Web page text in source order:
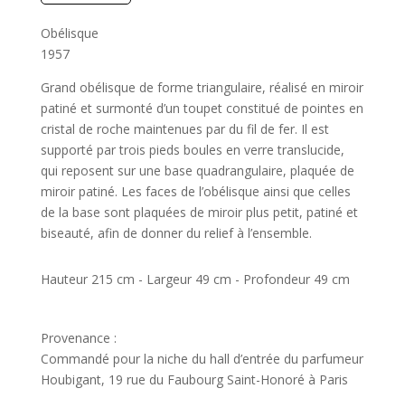
Obélisque
1957
Grand obélisque de forme triangulaire, réalisé en miroir
patiné et surmonté d’un toupet constitué de pointes en
cristal de roche maintenues par du fil de fer. Il est
supporté par trois pieds boules en verre translucide,
qui reposent sur une base quadrangulaire, plaquée de
miroir patiné. Les faces de l’obélisque ainsi que celles
de la base sont plaquées de miroir plus petit, patiné et
biseauté, afin de donner du relief à l’ensemble.
Hauteur 215 cm - Largeur 49 cm - Profondeur 49 cm
Provenance :
Commandé pour la niche du hall d’entrée du parfumeur
Houbigant, 19 rue du Faubourg Saint-Honoré à Paris